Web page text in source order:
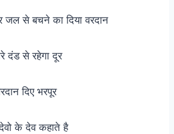
से बचने का दिया वरदान
दंड से रहेगा दूर
दिए भरपूर
के देव कहाते है